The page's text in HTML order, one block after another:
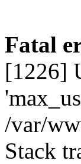
Fatal
[1226]
/var/
Stack